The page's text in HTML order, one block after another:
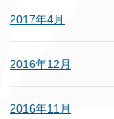
2017年4月
2016年12月
2016年11月